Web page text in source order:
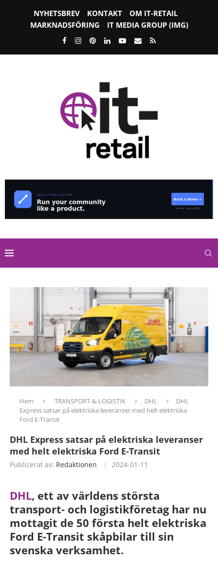
NYHETSBREV KONTAKT
OM IT-RETAIL
MARKNADSFÖRING
IT MEDIA GROUP (IMG)
Hem TRANSPORT-&-LOGISTIK DHL
DHL
Express satsar på elektriska leveranser med helt elektriska
Ford E-Transit
DHL Express satsar på elektriska leveranser
med helt elektriska Ford E-Transit
Publicerat av: Redaktionen 2024-01-11
DHL, ett av världens största
transport- och logistikföretag har nu
mottagit de 50 första helt elektriska
Ford E-Transit skåpbilar till sin
svenska verksamhet.